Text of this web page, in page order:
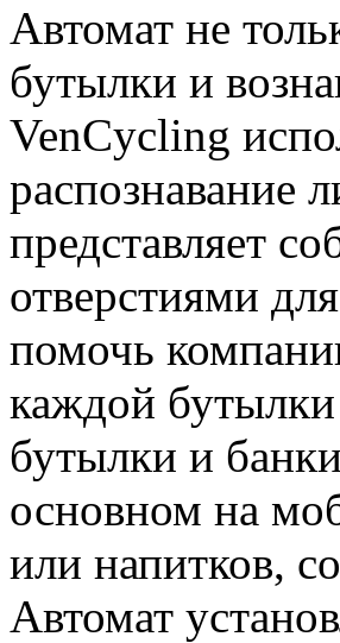
Автомат не
бутылки и
VenCycling
распознавание
представляет
отверстиями
помочь
каждой
бутылки и
основном на
или напитков,
Автомат